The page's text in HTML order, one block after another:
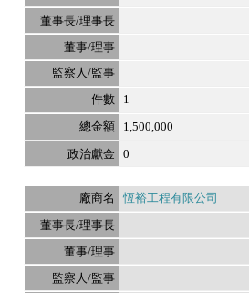
1
1,500,000
0
恆裕工程有限公司